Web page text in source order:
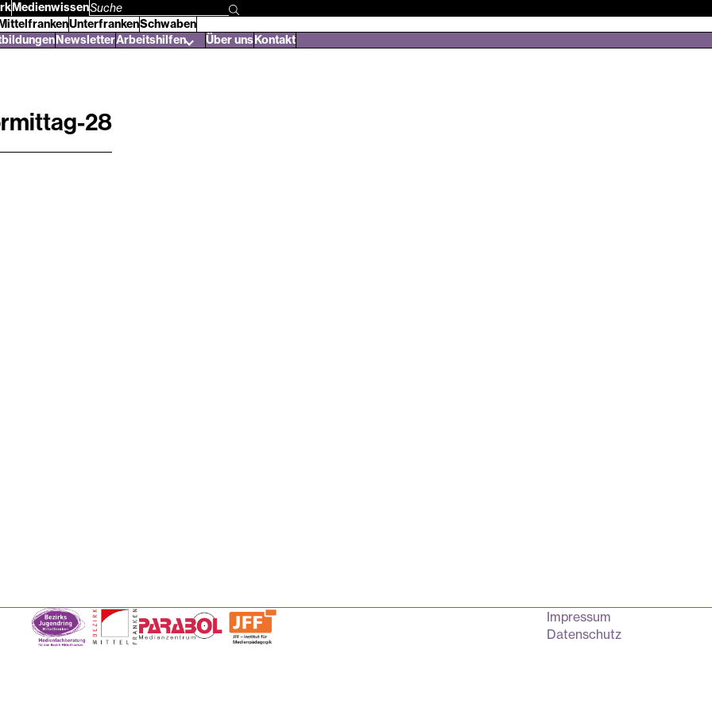
Medienwissen
Suchbegriff
eingeben
UnterfrankenSchwaben
NewsletterArbeitshilfen Über unsKontakt
28
Impressum
Datenschutz